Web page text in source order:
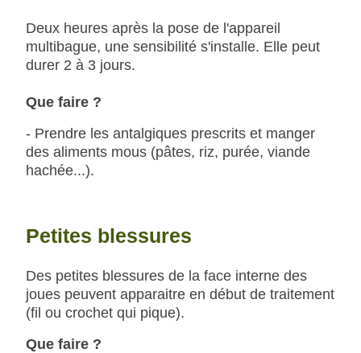
Deux heures après la pose de l'appareil
multibague, une sensibilité s'installe. Elle peut
durer 2 à 3 jours.
Que faire ?
- Prendre les antalgiques prescrits et manger
des aliments mous (pâtes, riz, purée, viande
hachée...).
Petites blessures
Des petites blessures de la face interne des
joues peuvent apparaitre en début de traitement
(fil ou crochet qui pique).
Que faire ?